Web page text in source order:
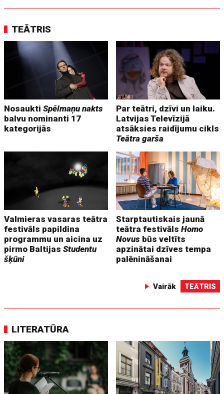
TEĀTRIS
NosauktiSpēlmaņu nakts
balvu nominanti 17
kategorijās
Par teātri, dzīvi un laiku.
Latvijas Televīzijā
atsāksies raidījumu cikls
Teātra garša
Valmieras vasaras teātra
festivāls papildina
programmu un aicina uz
pirmo BaltijasStudentu
šķūni
Starptautiskais jaunā
teātra festivālsHomo
Novus būs veltīts
apzinātai dzīves tempa
palēnināšanai
Vairāk TEĀTRIS
LITERATŪRA